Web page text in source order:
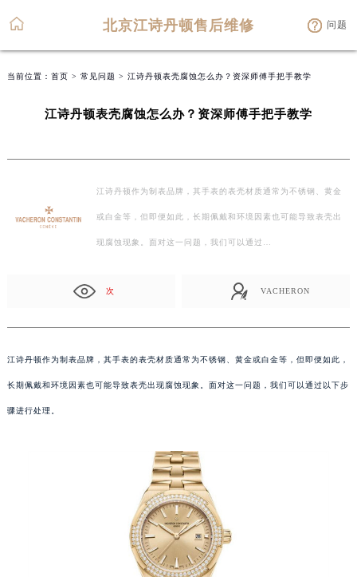
北京江诗丹顿售后维修 问题
当前位置： 首页 > 常见问题 > 江诗丹顿表壳腐蚀怎么办？资深师傅手把手教学
江诗丹顿表壳腐蚀怎么办？资深师傅手把手教学
江诗丹顿作为制表品牌，其手表的表壳材质通常为不锈钢、黄金
或白金等，但即便如此，长期佩戴和环境因素也可能导致表壳出
现腐蚀现象。面对这一问题，我们可以通过…
次 VACHERON
江诗丹顿作为制表品牌，其手表的表壳材质通常为不锈钢、黄金或白金等，但即便如此，
长期佩戴和环境因素也可能导致表壳出现腐蚀现象。面对这一问题，我们可以通过以下步
骤进行处理。